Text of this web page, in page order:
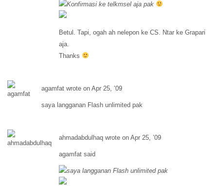
Konfirmasi ke telkmsel aja pak
Betul. Tapi, ogah ah nelepon ke CS. Ntar ke Grapari
aja.
Thanks
agamfat wrote on Apr 25, ’09
saya langganan Flash unlimited pak
ahmadabdulhaq wrote on Apr 25, ’09
agamfat said
saya langganan Flash unlimited pak